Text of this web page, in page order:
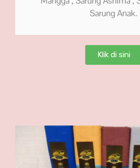
Sarung Anak.
Klik di sini